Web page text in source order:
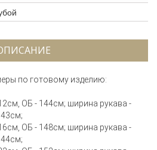
по готовому изделию:
ОБ - 144см; ширина рукава -
ОБ - 148см; ширина рукава -